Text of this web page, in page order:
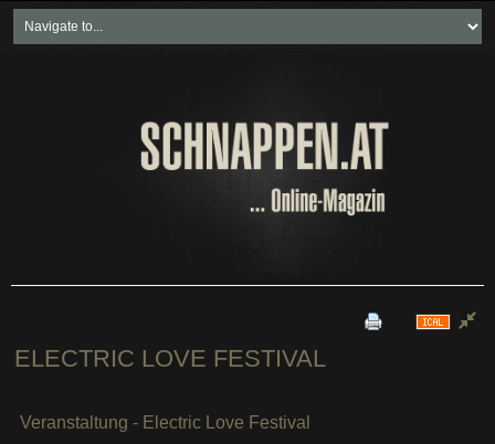
Neueste Beiträge
Soziales & Projekte
ELECTRIC LOVE FESTIVAL
Veranstaltung - Electric Love Festival